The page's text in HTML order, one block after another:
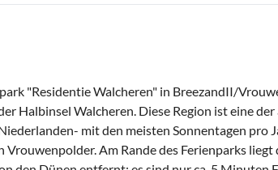
"Residentie Walcheren" in BreezandII/
Halbinsel Walcheren. Diese Region ist eine
mit den meisten Sonnentagen pro
Am Rande des Ferienparks liegt